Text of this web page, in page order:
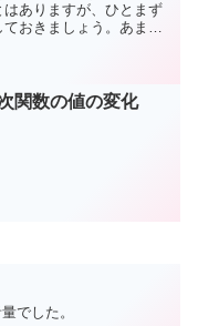
はありますが、ひとまず
おきましょう。あまり
関数の値の変化
でした。